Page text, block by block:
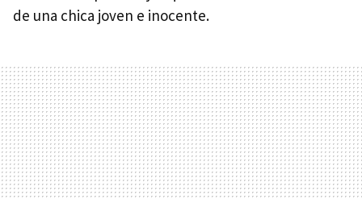
de una chica joven e inocente.